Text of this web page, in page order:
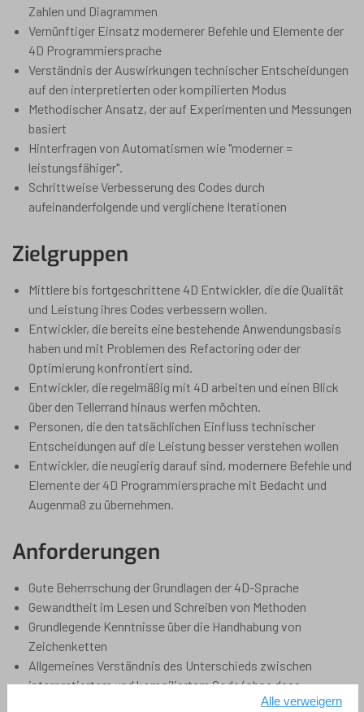
Zahlen und Diagrammen
Vernünftiger Einsatz modernerer Befehle und Elemente der
4D Programmiersprache
Verständnis der Auswirkungen technischer Entscheidungen
auf den interpretierten oder kompilierten Modus
Methodischer Ansatz, der auf Experimenten und Messungen
basiert
Hinterfragen von Automatismen wie "moderner =
leistungsfähiger".
Schrittweise Verbesserung des Codes durch
aufeinanderfolgende und verglichene Iterationen
Zielgruppen
Mittlere bis fortgeschrittene 4D Entwickler, die die Qualität
und Leistung ihres Codes verbessern wollen.
Entwickler, die bereits eine bestehende Anwendungsbasis
haben und mit Problemen des Refactoring oder der
Optimierung konfrontiert sind.
Entwickler, die regelmäßig mit 4D arbeiten und einen Blick
über den Tellerrand hinaus werfen möchten.
Personen, die den tatsächlichen Einfluss technischer
Entscheidungen auf die Leistung besser verstehen wollen
Entwickler, die neugierig darauf sind, modernere Befehle und
Elemente der 4D Programmiersprache mit Bedacht und
Augenmaß zu übernehmen.
Anforderungen
Gute Beherrschung der Grundlagen der 4D-Sprache
Gewandtheit im Lesen und Schreiben von Methoden
Grundlegende Kenntnisse über die Handhabung von
Zeichenketten
Allgemeines Verständnis des Unterschieds zwischen
interpretiertem und kompiliertem Code (ohne dass
fortgeschrittene Kenntnisse in Optimierung erforderlich
Alle verweigern